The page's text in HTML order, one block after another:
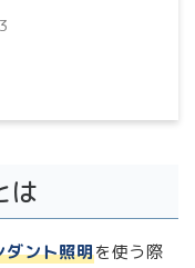
は
ント照明を使う際